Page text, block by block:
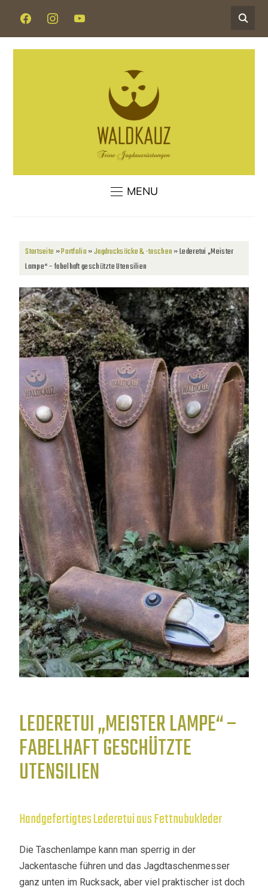
MENU
Startseite»Portfolio»Jagdrucksäcke & -taschen»Lederetui „Meister
Lampe“ – fabelhaft geschützte Utensilien
LEDERETUI „MEISTER LAMPE“ –
FABELHAFT GESCHÜTZTE
UTENSILIEN
Handgefertigtes Lederetui aus Fettnubukleder
Die Taschenlampe kann man sperrig in der
Jackentasche führen und das Jagdtaschenmesser
ganz unten im Rucksack, aber viel praktischer ist doch